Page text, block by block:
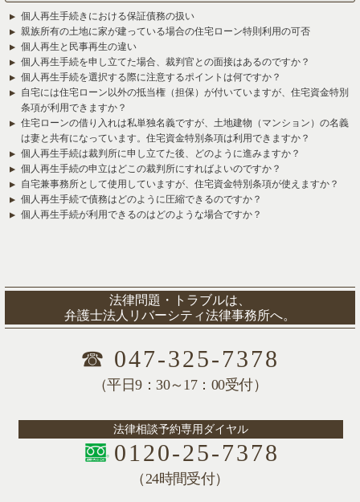
個人再生手続きにおける保証債務の扱い
親族所有の土地に家が建っている場合の住宅ローン特則利用の可否
個人再生と民事再生の違い
個人再生手続を申し立てた場合、裁判官との面接はあるのですか？
個人再生手続を選択する際に注意するポイントは何ですか？
自宅には住宅ローン以外の抵当権（担保）が付いていますが、住宅資金特別
条項が利用できますか？
住宅ローンの借り入れは私単独名義ですが、土地建物（マンション）の名義
は妻と共有になっています。住宅資金特別条項は利用できますか？
個人再生手続は裁判所に申し立てた後、どのように進みますか？
個人再生手続の申立はどこの裁判所にすればよいのですか？
自宅兼事務所として使用していますが、住宅資金特別条項が使えますか？
個人再生手続で債務はどのように圧縮できるのですか？
個人再生手続が利用できるのはどのような場合ですか？
法律問題・トラブルは、
弁護士法人リバーシティ法律事務所へ。
☎ 047-325-7378
（平日9：30～17：00受付）
法律相談予約専用ダイヤル
0120-25-7378
（24時間受付）